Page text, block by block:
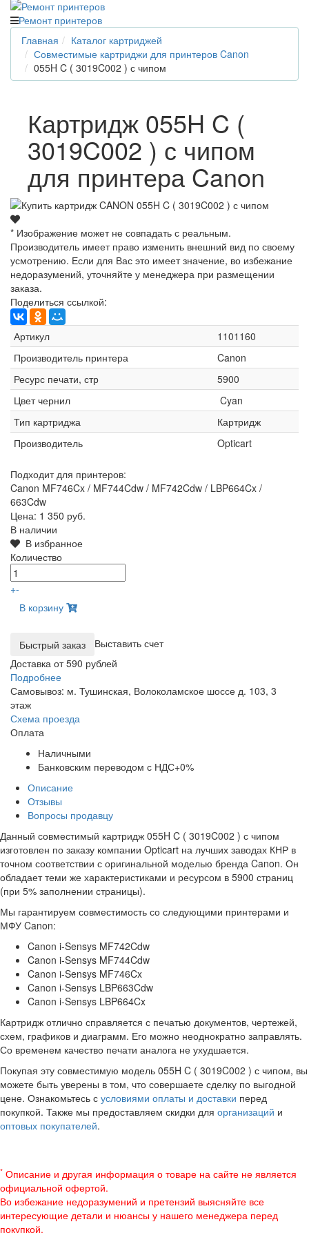
Ремонт принтеров
Главная
Каталог картриджей
Совместимые картриджи для принтеров Canon
055H C ( 3019C002 ) с чипом
Картридж 055H C (
3019C002 ) с чипом
для принтера Canon
* Изображение может не совпадать с реальным.
Производитель имеет право изменить внешний вид по своему
усмотрению. Если для Вас это имеет значение, во избежание
недоразумений, уточняйте у менеджера при размещении
заказа.
Поделиться ссылкой:
Артикул
1101160
Производитель принтера
Canon
Ресурс печати, стр
5900
Цвет чернил
Cyan
Тип картриджа
Картридж
Производитель
Opticart
Подходит для принтеров:
Canon MF746Cx / MF744Cdw / MF742Cdw / LBP664Cx /
663Cdw
Цена: 1 350 руб.
В наличии
В избранное
Количество
+-
В корзину
Выставить счет
Доставка от 590 рублей
Подробнее
Самовывоз: м. Тушинская, Волоколамское шоссе д. 103, 3
этаж
Схема проезда
Оплата
Наличными
Банковским переводом с НДС+0%
Описание
Отзывы
Вопросы продавцу
Данный совместимый картридж 055H C ( 3019C002 ) с чипом
изготовлен по заказу компании Opticart на лучших заводах КНР в
точном соответствии с оригинальной моделью бренда Canon. Он
обладает теми же характеристиками и ресурсом в 5900 страниц
(при 5% заполнении страницы).
Мы гарантируем совместимость со следующими принтерами и
МФУ Canon:
Canon i-Sensys MF742Cdw
Canon i-Sensys MF744Cdw
Canon i-Sensys MF746Cx
Canon i-Sensys LBP663Cdw
Canon i-Sensys LBP664Cx
Картридж отлично справляется с печатью документов, чертежей,
схем, графиков и диаграмм. Его можно неоднократно заправлять.
Со временем качество печати аналога не ухудшается.
Покупая эту совместимую модель 055H C ( 3019C002 ) с чипом, вы
можете быть уверены в том, что совершаете сделку по выгодной
цене. Ознакомьтесь с условиями оплаты и доставки перед
покупкой. Также мы предоставляем скидки для организаций и
оптовых покупателей.
* Описание и другая информация о товаре на сайте не является
официальной офертой.
Во избежание недоразумений и претензий выясняйте все
интересующие детали и нюансы у нашего менеджера перед
покупкой.